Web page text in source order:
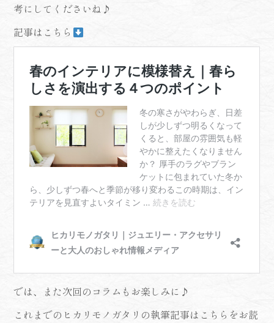
考にしてくださいね♪
記事はこちら
では、また次回のコラムもお楽しみに♪
これまでのヒカリモノガタリの執筆記事はこちらをお読